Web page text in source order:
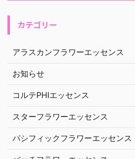
カテゴリー
アラスカンフラワーエッセンス
お知らせ
コルテPHIエッセンス
スターフラワーエッセンス
パシフィックフラワーエッセンス